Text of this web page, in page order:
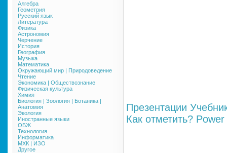
Алгебра
Геометрия
Русский язык
Литература
Физика
Астрономия
Черчение
История
География
Музыка
Математика
Окружающий мир | Природоведение
Чтение
Экономика | Обществознание
Физическая культура
Химия
Биология | Зоология | Ботаника |
Анатомия
Экология
Иностранные языки
ОБЖ
Технология
Информатика
МХК | ИЗО
Другое
Презентации
Как отметить?